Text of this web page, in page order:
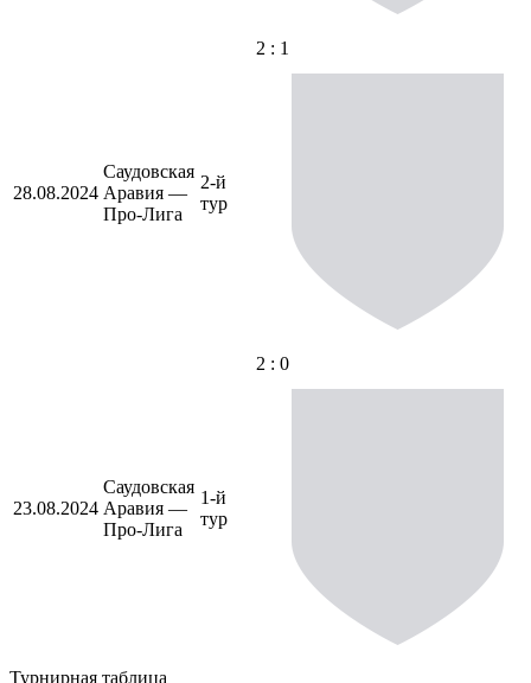
28.08.2024
Саудовская
Аравия —
Про-Лига
2-й
тур
2 : 1
23.08.2024
Саудовская
Аравия —
Про-Лига
1-й
тур
2 : 0
Турнирная таблица